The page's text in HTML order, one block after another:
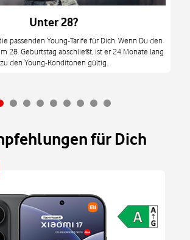
Unter 28?
passenden Young-Tarife für Dich. Wenn Du den
28. Geburtstag abschließt, ist er 24 Monate lang
zu den Young-Konditonen gültig.
für Dich